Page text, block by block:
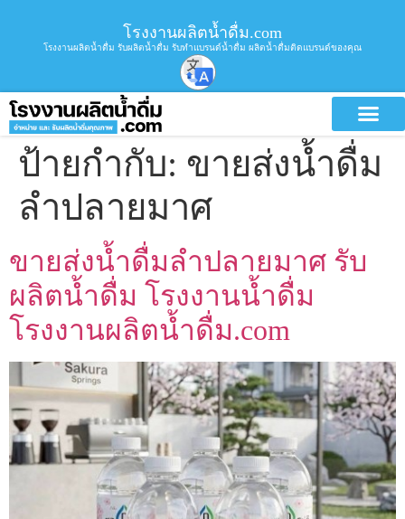
โรงงานผลิตน้ำดื่ม.com
โรงงานผลิตน้ำดื่ม รับผลิตน้ำดื่ม รับทำแบรนด์น้ำดื่ม ผลิตน้ำดื่มติดแบรนด์ของคุณ
ป้ายกำกับ: ขายส่งน้ำดื่ม
ลำปลายมาศ
ขายส่งน้ำดื่มลำปลายมาศ รับ
ผลิตน้ำดื่ม โรงงานน้ำดื่ม
โรงงานผลิตน้ำดื่ม.com